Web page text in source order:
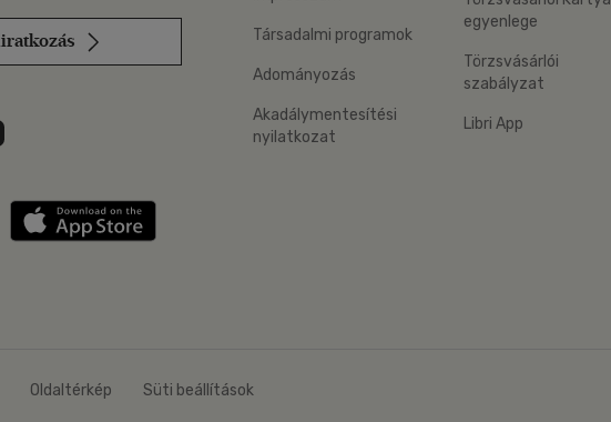
on
Instagramon
Libri a LinkedInen
applikáció Szerezd meg: Google Play
Társadalmi programok
Adományozás
Akadálymentesítési
nyilatkozat
egyenlege
Törzsvásárlói
szabályzat
Libri App
Oldaltérkép Süti beállítások